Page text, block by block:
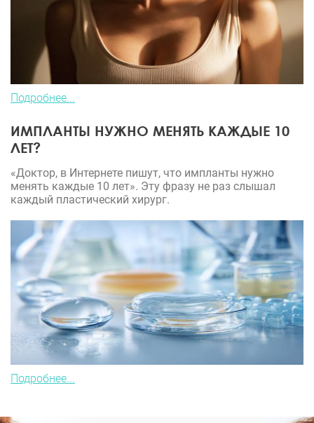
Подробнее...
ИМПЛАНТЫ НУЖНО МЕНЯТЬ КАЖДЫЕ 10
ЛЕТ?
«Доктор, в Интернете пишут, что импланты нужно
менять каждые 10 лет». Эту фразу не раз слышал
каждый пластический хирург.
Подробнее...